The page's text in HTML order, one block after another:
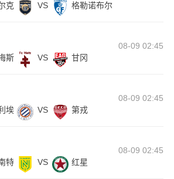
克
VS 格勒诺布尔
08-09 02:45
斯
VS 甘冈
08-09 02:45
埃
VS 第戎
08-09 02:45
特
VS 红星